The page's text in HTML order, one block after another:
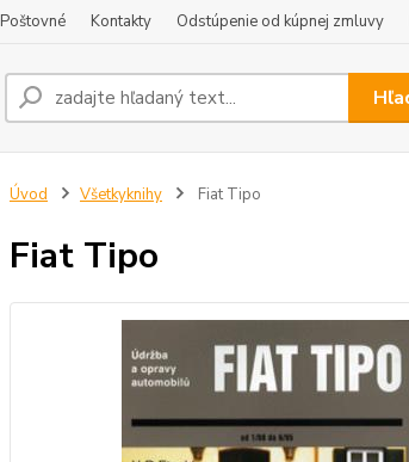
Poštovné Kontakty Odstúpenie od kúpnej zmluvy
Úvod Všetkyknihy Fiat Tipo
Fiat Tipo